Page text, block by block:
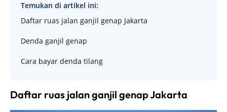
Temukan di artikel ini:
Daftar ruas jalan ganjil genap Jakarta
Denda ganjil genap
Cara bayar denda tilang
Daftar ruas jalan ganjil genap Jakarta